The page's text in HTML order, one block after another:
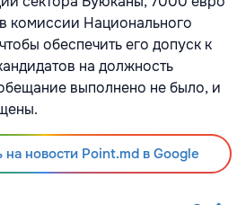
комиссии Национального
обеспечить его допуск к
на должность
выполнено не было, и
новости Point.md в Google